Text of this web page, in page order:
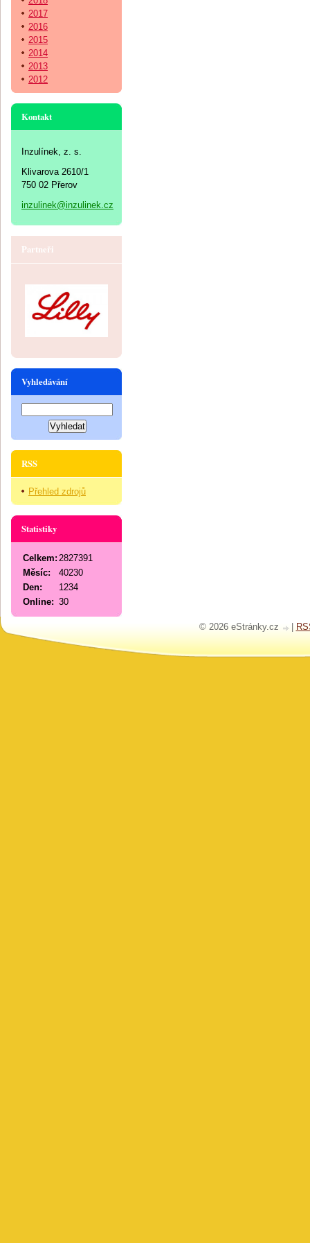
2017
2016
2015
2014
2013
2012
Kontakt
Inzulínek, z. s.
Klivarova 2610/1
750 02 Přerov
inzulinek@inzulinek.cz
Partneři
Vyhledávání
RSS
Přehled zdrojů
Statistiky
Online: 30
Celkem: 2827391
Měsíc:
40230
Den:
1234
© 2026 eStránky.cz